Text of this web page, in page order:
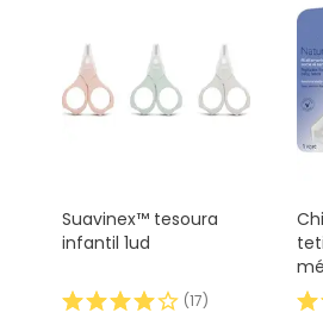
Suavinex™ tesoura
infantil 1ud
(17)